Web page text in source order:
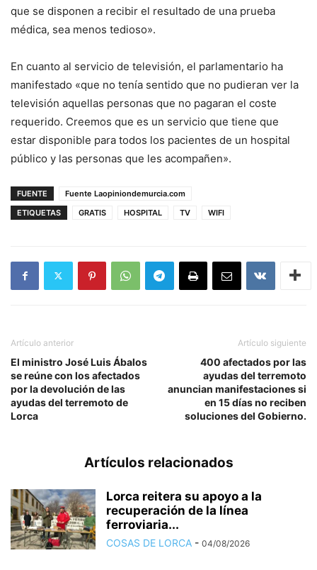
que se disponen a recibir el resultado de una prueba
médica, sea menos tedioso».
En cuanto al servicio de televisión, el parlamentario ha
manifestado «que no tenía sentido que no pudieran ver la
televisión aquellas personas que no pagaran el coste
requerido. Creemos que es un servicio que tiene que
estar disponible para todos los pacientes de un hospital
público y las personas que les acompañen».
FUENTE
Fuente Laopiniondemurcia.com
ETIQUETAS
GRATIS HOSPITAL TV WIFI
Artículo anterior
El ministro José Luis Ábalos
se reúne con los afectados
por la devolución de las
ayudas del terremoto de
Lorca
Artículo siguiente
400 afectados por las
ayudas del terremoto
anuncian manifestaciones si
en 15 días no reciben
soluciones del Gobierno.
Artículos relacionados
Lorca reitera su apoyo a la
recuperación de la línea
ferroviaria...
COSAS DE LORCA - 04/08/2026